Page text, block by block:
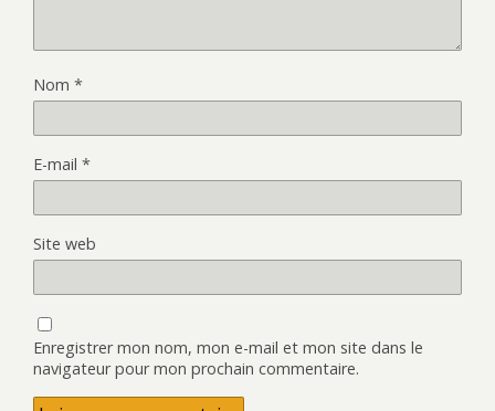
Nom *
E-mail *
Site web
Enregistrer mon nom, mon e-mail et mon site dans le
navigateur pour mon prochain commentaire.